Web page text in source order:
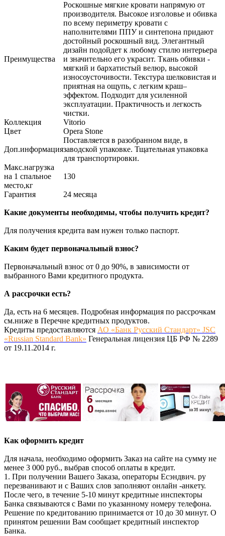
Преимущества
Роскошные мягкие кровати напрямую от
производителя. Высокое изголовье и обивка
по всему периметру кровати с
наполнителями ППУ и синтепона придают
достойный роскошный вид. Элегантный
дизайн подойдет к любому стилю интерьера
и значительно его украсит. Ткань обивки -
мягкий и бархатистый велюр, высокой
износоусточивости. Текстура шелковистая и
приятная на ощупь, с легким краш–
эффектом. Подходит для усиленной
эксплуатации. Практичность и легкость
чистки.
Коллекция
Vitorio
Цвет
Opera Stone
Доп.информация
Поставляется в разобранном виде, в
заводской упаковке. Тщательная упаковка
для транспортировки.
Макс.нагрузка
на 1 спальное
место,кг
130
Гарантия 24 месяца
Какие документы необходимы, чтобы получить кредит?
Для получения кредита вам нужен только паспорт.
Каким будет первоначальный взнос?
Первоначальный взнос от 0 до 90%, в зависимости от
выбранного Вами кредитного продукта.
А рассрочки есть?
Да, есть на 6 месяцев. Подробная информация по рассрочкам
см.ниже в Перечне кредитных продуктов.
Кредиты предоставляются АО «Банк Русский Стандарт» JSC
«Russian Standard Bank» Генеральная лицензия ЦБ РФ № 2289
от 19.11.2014 г.
Как оформить кредит
Для начала, необходимо оформить Заказ на сайте на сумму не
менее 3 000 руб., выбрав способ оплаты в кредит.
1. При получении Вашего Заказа, операторы Есэндвич. ру
перезванивают и с Ваших слов заполняют онлайн -анкету.
После чего, в течение 5-10 минут кредитные инспекторы
Банка связываются с Вами по указанному номеру телефона.
Решение по кредитованию принимается от 10 до 30 минут. О
принятом решении Вам сообщает кредитный инспектор
Банка.